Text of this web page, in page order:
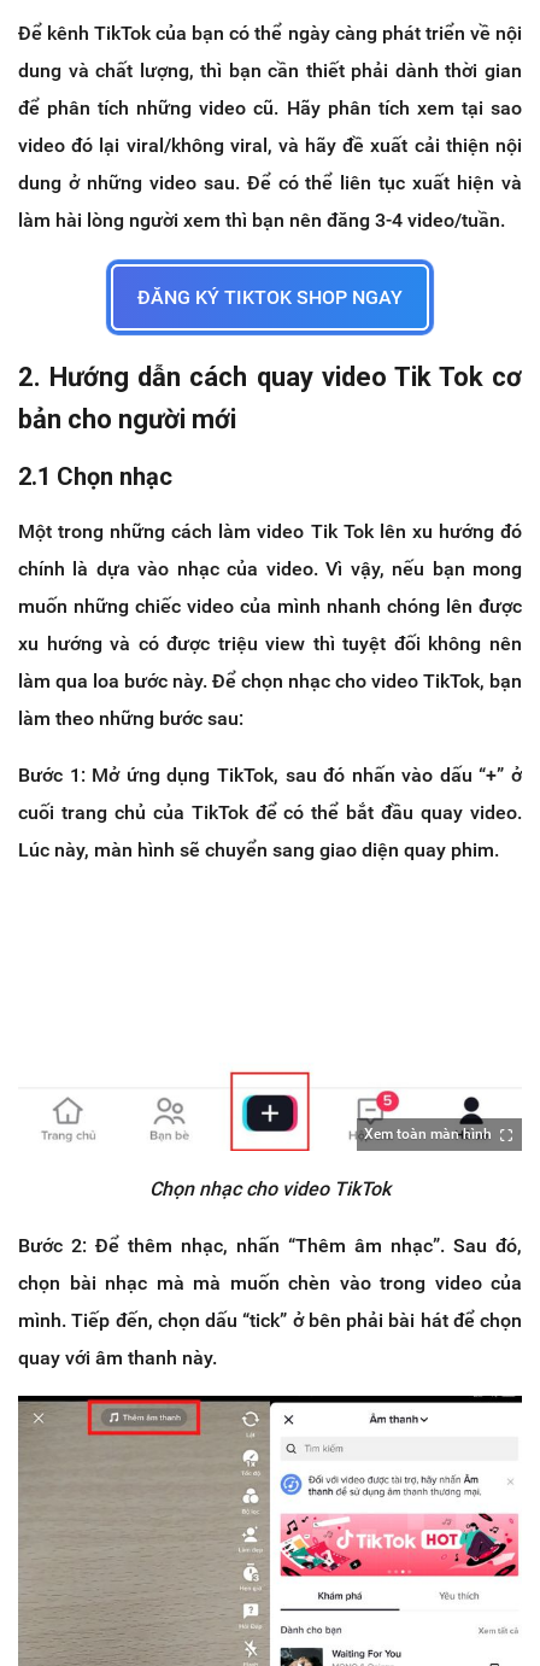
Để kênh TikTok của bạn có thể ngày càng phát triển về nội
dung và chất lượng, thì bạn cần thiết phải dành thời gian
để phân tích những video cũ. Hãy phân tích xem tại sao
video đó lại viral/không viral, và hãy đề xuất cải thiện nội
dung ở những video sau. Để có thể liên tục xuất hiện và
làm hài lòng người xem thì bạn nên đăng 3-4 video/tuần.
ĐĂNG KÝ TIKTOK SHOP NGAY
2. Hướng dẫn cách quay video Tik Tok cơ
bản cho người mới
2.1 Chọn nhạc
Một trong những cách làm video Tik Tok lên xu hướng đó
chính là dựa vào nhạc của video. Vì vậy, nếu bạn mong
muốn những chiếc video của mình nhanh chóng lên được
xu hướng và có được triệu view thì tuyệt đối không nên
làm qua loa bước này. Để chọn nhạc cho video TikTok, bạn
làm theo những bước sau:
Bước 1: Mở ứng dụng TikTok, sau đó nhấn vào dấu “+” ở
cuối trang chủ của TikTok để có thể bắt đầu quay video.
Lúc này, màn hình sẽ chuyển sang giao diện quay phim.
Xem toàn màn hình
Chọn nhạc cho video TikTok
Bước 2: Để thêm nhạc, nhấn “Thêm âm nhạc”. Sau đó,
chọn bài nhạc mà mà muốn chèn vào trong video của
mình. Tiếp đến, chọn dấu “tick” ở bên phải bài hát để chọn
quay với âm thanh này.